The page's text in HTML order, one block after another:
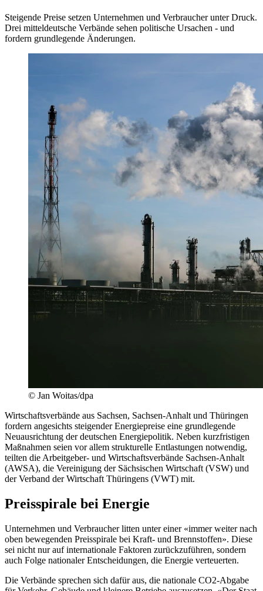
Steigende Preise setzen Unternehmen und Verbraucher unter Druck.
Drei mitteldeutsche Verbände sehen politische Ursachen - und
fordern grundlegende Änderungen.
© Jan Woitas/dpa
Wirtschaftsverbände aus Sachsen, Sachsen-Anhalt und Thüringen
fordern angesichts steigender Energiepreise eine grundlegende
Neuausrichtung der deutschen Energiepolitik. Neben kurzfristigen
Maßnahmen seien vor allem strukturelle Entlastungen notwendig,
teilten die Arbeitgeber- und Wirtschaftsverbände Sachsen-Anhalt
(AWSA), die Vereinigung der Sächsischen Wirtschaft (VSW) und
der Verband der Wirtschaft Thüringens (VWT) mit.
Preisspirale bei Energie
Unternehmen und Verbraucher litten unter einer «immer weiter nach
oben bewegenden Preisspirale bei Kraft- und Brennstoffen». Diese
sei nicht nur auf internationale Faktoren zurückzuführen, sondern
auch Folge nationaler Entscheidungen, die Energie verteuerten.
Die Verbände sprechen sich dafür aus, die nationale CO2-Abgabe